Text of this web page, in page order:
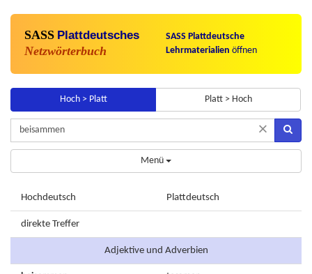
SASS Plattdeutsches
Netzwörterbuch
SASS Plattdeutsche
Lehrmaterialien öffnen
Hoch > Platt Platt > Hoch
×
Menü
Hochdeutsch Plattdeutsch
direkte Treffer
Adjektive und Adverbien